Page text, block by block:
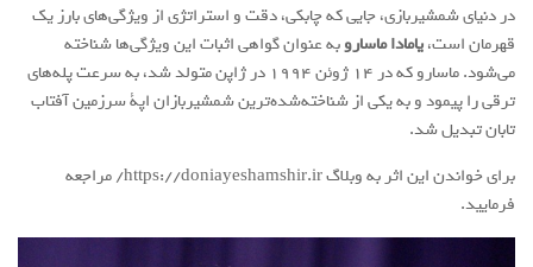
در دنیای شمشیربازی، جایی که چابکی، دقت و استراتژی از ویژگی‌های بارز یک
قهرمان است،یامادا ماساروبه عنوان گواهی اثبات این ویژگی‌ها شناخته
می‌شود. ماسارو که در ۱۴ ژوئن ۱۹۹۴ در ژاپن متولد شد، به سرعت پله‌های
ترقی را پیمود و به یکی از شناخته‌شده‌ترین شمشیربازان اپة سرزمین آفتاب
تابان تبدیل شد.
برای خواندن این اثر به وبلاگ https://doniayeshamshir.ir/ مراجعه
فرمایید.